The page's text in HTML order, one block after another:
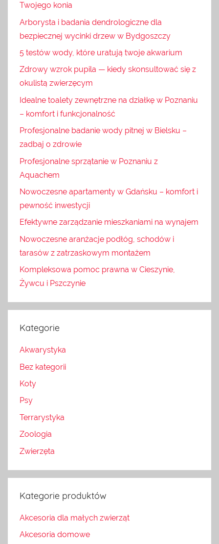
Twojego konia
Arborysta i badania dendrologiczne dla
bezpiecznej wycinki drzew w Bydgoszczy
5 testów wody, które uratują twoje akwarium
Zdrowy wzrok pupila — kiedy skonsultować się z
okulistą zwierzęcym
Idealne toalety zewnętrzne na działkę w Poznaniu
– komfort i funkcjonalność
Profesjonalne badanie wody pitnej w Bielsku –
zadbaj o zdrowie
Profesjonalne sprzątanie w Poznaniu z
Aquachem
Nowoczesne apartamenty w Gdańsku – komfort i
pewność inwestycji
Efektywne zarządzanie mieszkaniami na wynajem
Nowoczesne aranżacje podłóg, schodów i
tarasów z zatrzaskowym montażem
Kompleksowa pomoc prawna w Cieszynie,
Żywcu i Pszczynie
Kategorie
Akwarystyka
Bez kategorii
Koty
Psy
Terrarystyka
Zoologia
Zwierzęta
Kategorie produktów
Akcesoria dla małych zwierząt
Akcesoria domowe